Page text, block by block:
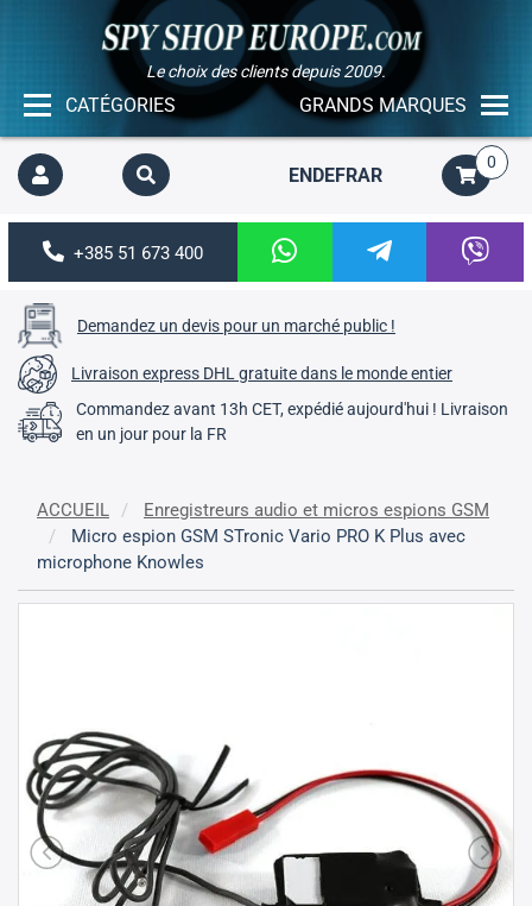
Le choix des clients depuis 2009.
GRANDS MARQUES
CATÉGORIES
ENDEFRAR
0
+385 51 673 400
Demandez un devis pour un marché public !
Livraison express DHL gratuite dans le monde entier
Commandez avant 13h CET, expédié aujourd'hui ! Livraison
en un jour pour la FR
ACCUEIL
Enregistreurs audio et micros espions GSM
Micro espion GSM STronic Vario PRO K Plus avec
microphone Knowles